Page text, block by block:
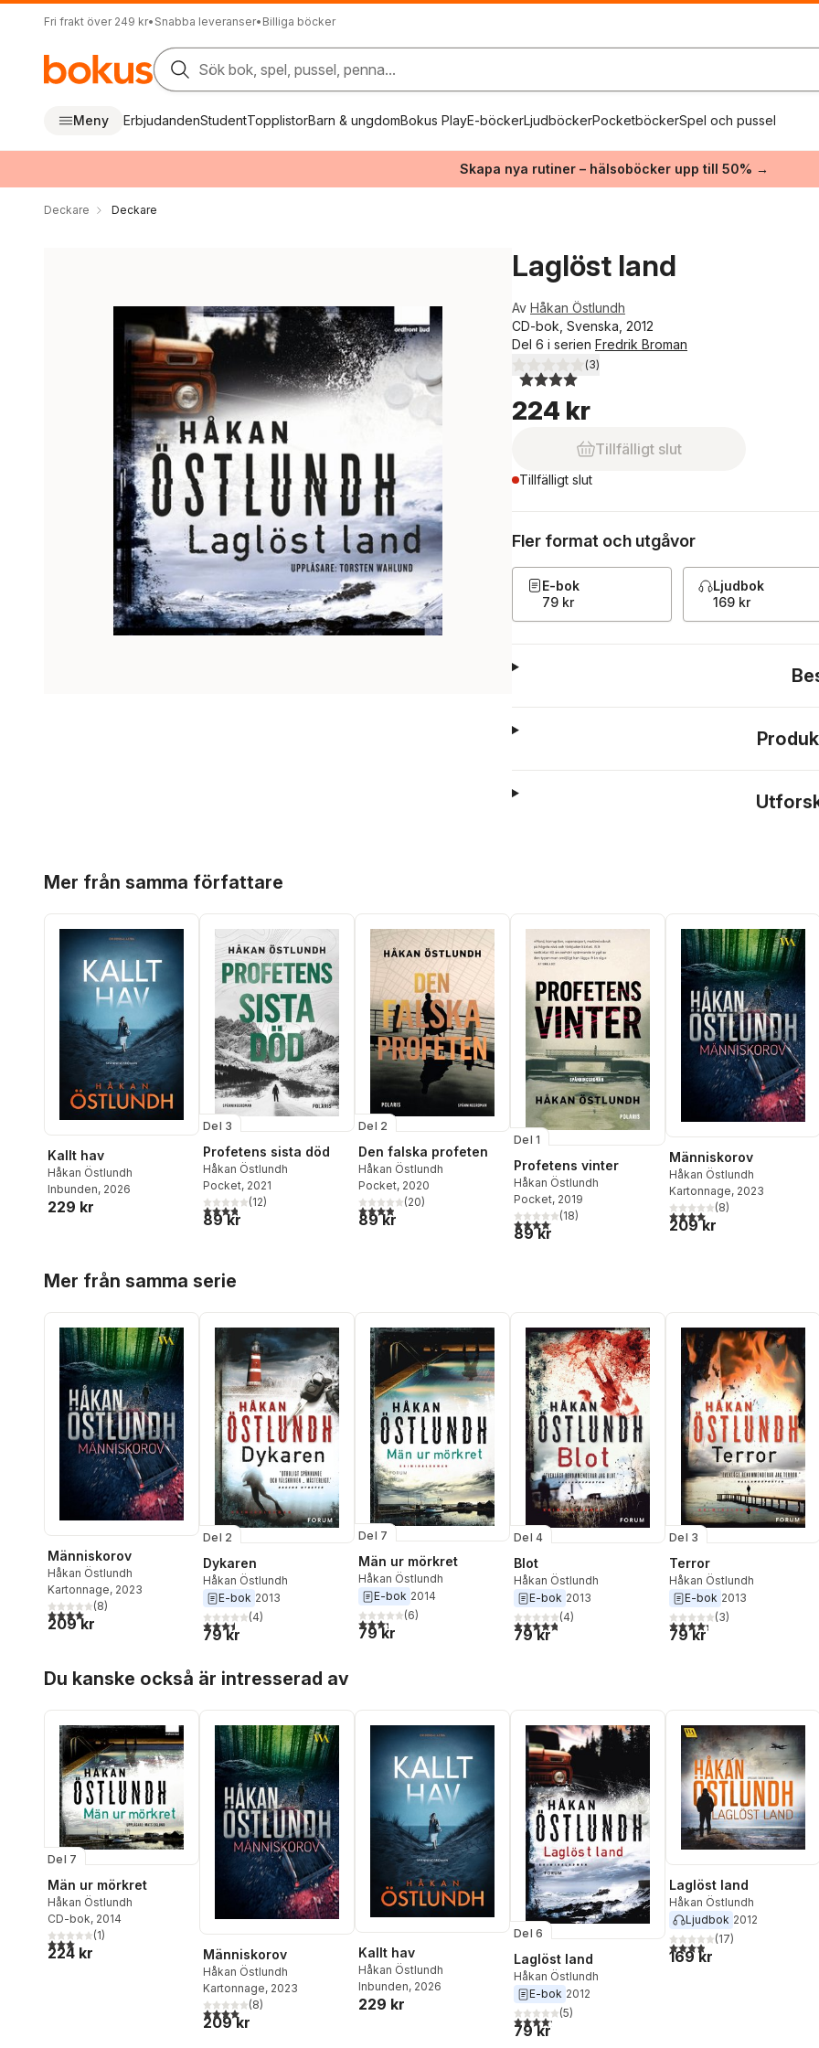
Fri frakt över 249 kr• Snabba leveranser• Billiga böcker
Sök bok, spel, pussel, penna...
Meny ErbjudandenStudentTopplistorBarn & ungdomBokus PlayE-böckerLjudböckerPocketböckerSpel och pussel
Skapa nya rutiner – hälsoböcker upp till 50% →
Deckare Deckare
Laglöst land
Av Håkan Östlundh
CD-bok, Svenska, 2012
Del 6 i serien Fredrik Broman
4,0utav 5 stjärnor. Totalt antal röster:
(3)
224 kr
Tillfälligt slut
Tillfälligt slut
Fler format och utgåvor
E-bok
79 kr
Ljudbok
169 kr
Mer från samma författare
Kallt hav
Håkan Östlundh
Inbunden, 2026
229 kr
Del 3
Profetens sista död
Håkan Östlundh
Pocket, 2021
3,8utav 5 stjärnor. Totalt antal röster:
(12)
89 kr
Del 2
Den falska profeten
Håkan Östlundh
Pocket, 2020
3,9utav 5 stjärnor. Totalt antal röster:
(20)
89 kr
Del 1
Profetens vinter
Håkan Östlundh
Pocket, 2019
4,1utav 5 stjärnor. Totalt antal röster:
(18)
89 kr
Människorov
Håkan Östlundh
Kartonnage, 2023
4,0utav 5 stjärnor. Totalt
(8)
209 kr
Mer från samma serie
Människorov
Håkan Östlundh
Kartonnage, 2023
4,0utav 5 stjärnor. Totalt antal röster:
(8)
209 kr
Del 2
Dykaren
Håkan Östlundh
E-bok 2013
3,5utav 5 stjärnor. Totalt antal röster:
(4)
79 kr
Del 7
Män ur mörkret
Håkan Östlundh
E-bok 2014
3,3utav 5 stjärnor. Totalt antal röster:
(6)
79 kr
Del 4
Blot
Håkan Östlundh
E-bok 2013
4,8utav 5 stjärnor. Totalt antal röster:
(4)
79 kr
Del 3
Terror
Håkan Östlundh
E-bok 2013
4,3utav 5 stjärnor. Totalt
(3)
79 kr
Du kanske också är intresserad av
Del 7
Män ur mörkret
Håkan Östlundh
CD-bok, 2014
3,0utav 5 stjärnor. Totalt antal röster:
(1)
224 kr Människorov
Håkan Östlundh
Kartonnage, 2023
4,0utav 5 stjärnor. Totalt antal röster:
(8)
209 kr
Kallt hav
Håkan Östlundh
Inbunden, 2026
229 kr
Del 6
Laglöst land
Håkan Östlundh
E-bok 2012
4,2utav 5 stjärnor. Totalt antal röster:
(5)
79 kr
Laglöst land
Håkan Östlundh
Ljudbok 2012
3,9utav 5 stjärnor. Totalt
(17)
169 kr